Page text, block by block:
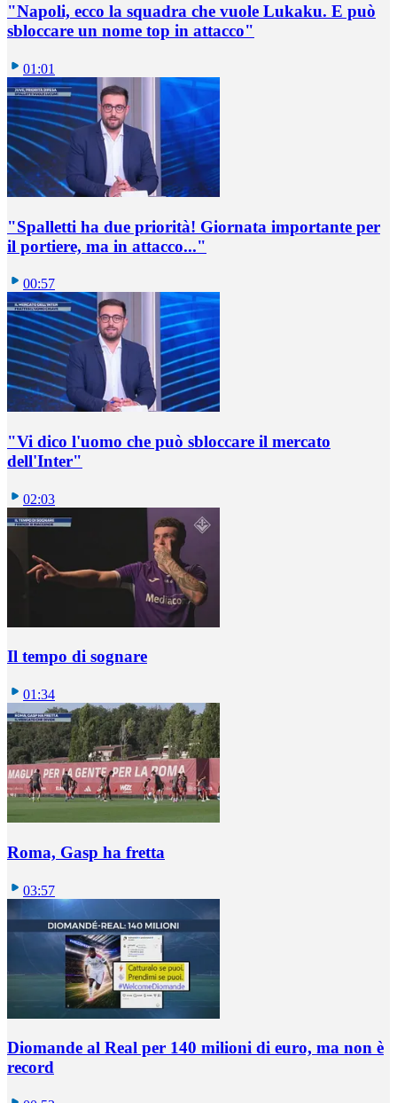
"Napoli, ecco la squadra che vuole Lukaku. E può
sbloccare un nome top in attacco"
01:01
"Spalletti ha due priorità! Giornata importante per
il portiere, ma in attacco..."
00:57
"Vi dico l'uomo che può sbloccare il mercato
dell'Inter"
02:03
Il tempo di sognare
01:34
Roma, Gasp ha fretta
03:57
Diomande al Real per 140 milioni di euro, ma non è
record